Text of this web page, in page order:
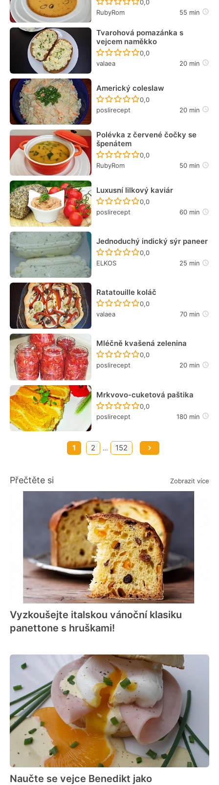
0,0
RubyRom
55 min
Tvarohová pomazánka s
vejcem naměkko
Recept ještě nebyl
0,0
valaea
20 min
Americký coleslaw
Recept ještě nebyl
0,0
poslirecept
20 min
Polévka z červené čočky se
špenátem
Recept ještě nebyl
0,0
RubyRom
50 min
Luxusní lilkový kaviár
Recept ještě nebyl
0,0
poslirecept
60 min
Jednoduchý indický sýr paneer
Recept ještě nebyl
0,0
ELKOS
25 min
Ratatouille koláč
Recept ještě nebyl
0,0
valaea
70 min
Mléčně kvašená zelenina
Recept ještě nebyl
0,0
poslirecept
20 min
Mrkvovo-cuketová paštika
Recept ještě nebyl
0,0
poslirecept
180 min
1 2 … 152
Přečtěte si Zobrazit více
Vyzkoušejte italskou vánoční klasiku
panettone s hruškami!
Naučte se vejce Benedikt jako